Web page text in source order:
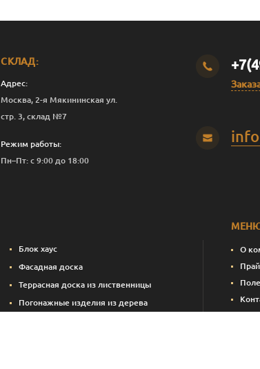
СКЛАД:
Адрес:
Москва, 2-я Мякининская ул.
стр. 3, склад №7
Режим работы:
Пн–Пт: с 9:00 до 18:00
Блок хаус
Фасадная доска
Террасная доска из лиственницы
Погонажные изделия из дерева
О